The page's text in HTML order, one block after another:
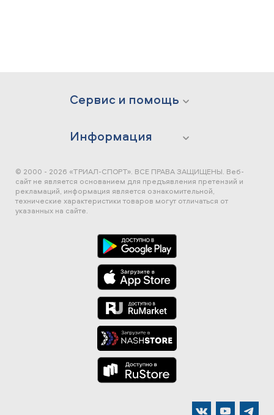
Сервис и помощь
Информация
© 2000 - 2026 «ТРИАЛ-СПОРТ». ВСЕ ПРАВА ЗАЩИЩЕНЫ. Веб-
сайт не является основанием для предъявления претензий и
рекламаций, информация является ознакомительной,
технические характеристики товаров могут отличаться от
указанных на сайте.